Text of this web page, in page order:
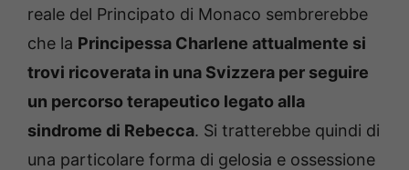
reale del Principato di Monaco sembrerebbe
che la Principessa Charlene attualmente si
trovi ricoverata in una Svizzera per seguire
un percorso terapeutico legato alla
sindrome di Rebecca. Si tratterebbe quindi di
una particolare forma di gelosia e ossessione